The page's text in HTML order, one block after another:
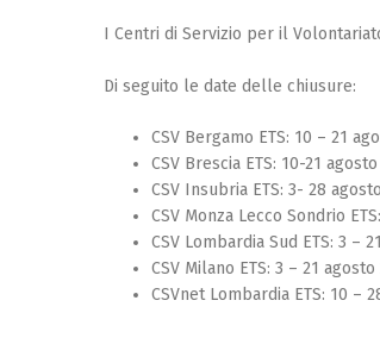
I Centri di Servizio per il
Di seguito le date delle chiusure:
CSV Bergamo ETS: 10 – 21
CSV Brescia ETS: 10-21
CSV Insubria ETS: 3- 28
CSV Monza Lecco Sondrio
CSV Lombardia Sud ETS: 3 –
CSV Milano ETS: 3 – 21 agosto
CSVnet Lombardia ETS: 10 –